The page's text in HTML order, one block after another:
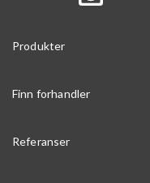
Produkter
Finn forhandler
Referanser